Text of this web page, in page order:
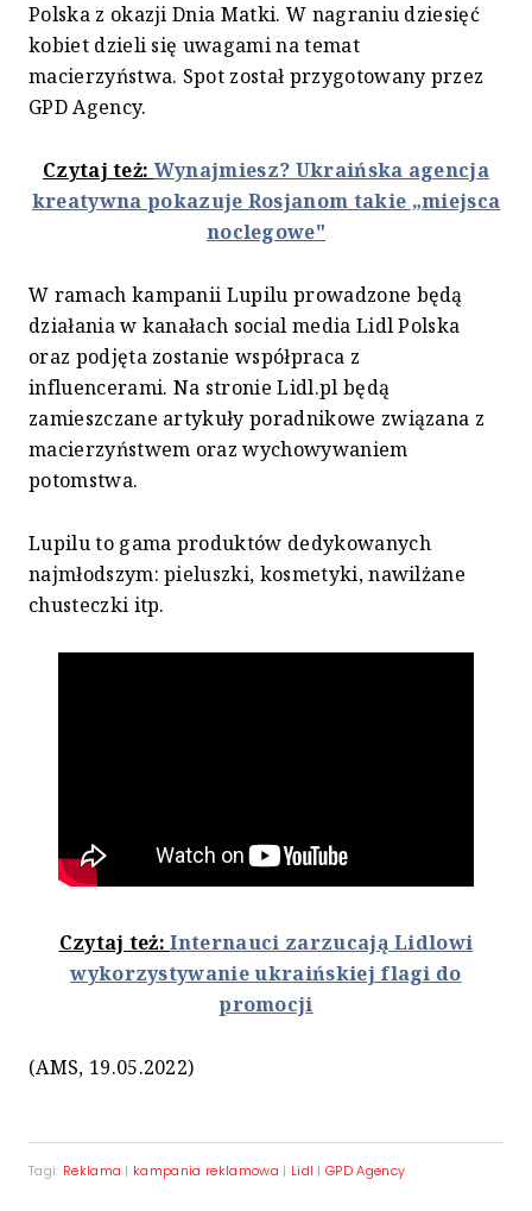
Polska z okazji Dnia Matki. W nagraniu dziesięć
kobiet dzieli się uwagami na temat
macierzyństwa. Spot został przygotowany przez
GPD Agency.
Czytaj też:Wynajmiesz? Ukraińska agencja
kreatywna pokazuje Rosjanom takie „miejsca
noclegowe"
W ramach kampanii Lupilu prowadzone będą
działania w kanałach social media Lidl Polska
oraz podjęta zostanie współpraca z
influencerami. Na stronie Lidl.pl będą
zamieszczane artykuły poradnikowe związana z
macierzyństwem oraz wychowywaniem
potomstwa.
Lupilu to gama produktów dedykowanych
najmłodszym: pieluszki, kosmetyki, nawilżane
chusteczki itp.
Czytaj też:Internauci zarzucają Lidlowi
wykorzystywanie ukraińskiej flagi do
promocji
(AMS, 19.05.2022)
Tagi: Reklama | kampania reklamowa | Lidl |GPD Agency